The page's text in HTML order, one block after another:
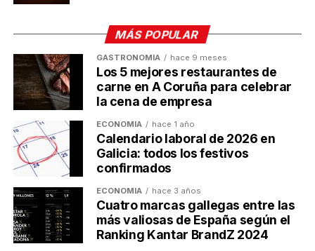
El comercio minorista
mantiene una tendencia
positiva en la serie
desestacionalizada
Pese al retroceso registrado a nivel interanual,los
datos corregidos de efectos estacionales y de
calendario muestran una evolución más favorable
En esta serie, la facturación del comercio minorista
aumentó un 1,3 % respecto a mayo de 2025,
encadenando así 42 meses consecutivos de
crecimiento. Además, respecto al mes de abril, las
MÁS POPULAR
GASTRONOMÍA hace 9 meses
Los 5 mejores restaurantes de
carne en A Coruña para celebrar
la cena de empresa
ECONOMÍA hace 1 año
Calendario laboral de 2026 en
Galicia: todos los festivos
confirmados
ECONOMÍA hace 3 años
Cuatro marcas gallegas entre las
más valiosas de España según el
Ranking Kantar BrandZ 2024